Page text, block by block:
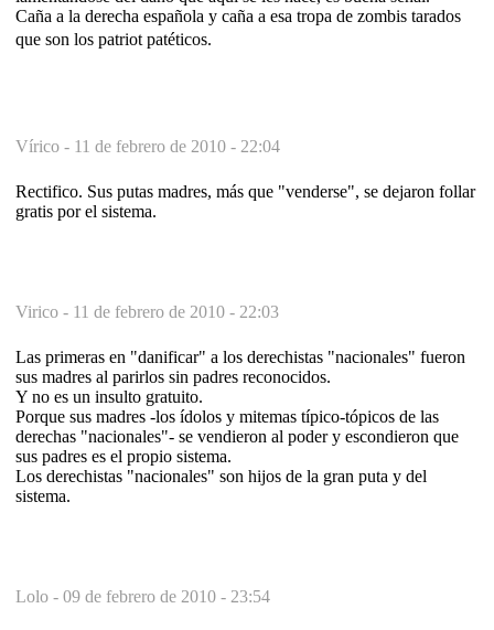
Caña a la derecha española y caña a esa tropa de zombis tarados
que son los patriot patéticos.
Vírico - 11 de febrero de 2010 - 22:04
Rectifico. Sus putas madres, más que "venderse", se dejaron follar
gratis por el sistema.
Virico - 11 de febrero de 2010 - 22:03
Las primeras en "danificar" a los derechistas "nacionales" fueron
sus madres al parirlos sin padres reconocidos.
Y no es un insulto gratuito.
Porque sus madres -los ídolos y mitemas típico-tópicos de las
derechas "nacionales"- se vendieron al poder y escondieron que
sus padres es el propio sistema.
Los derechistas "nacionales" son hijos de la gran puta y del
sistema.
Lolo - 09 de febrero de 2010 - 23:54